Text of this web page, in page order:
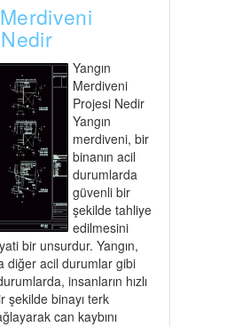
Yangın
Merdiveni
Projesi Nedir
Yangın
merdiveni, bir
binanın acil
durumlarda
güvenli bir
şekilde tahliye
edilmesini
bir unsurdur. Yangın,
diğer acil durumlar gibi
insanların hızlı
şekilde binayı terk
can kaybını